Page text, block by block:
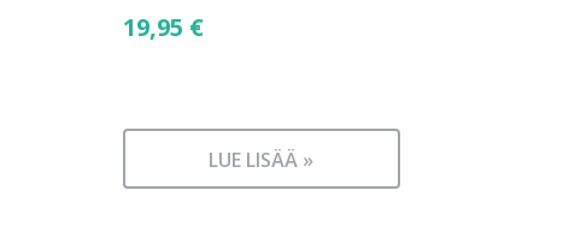
19,95 €
LUE LISÄÄ »